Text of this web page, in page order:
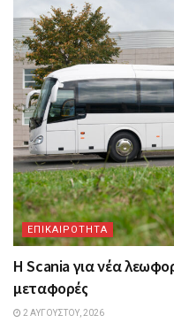
ΕΠΙΚΑΙΡΟΤΗΤΑ
Η Scania για νέα
μεταφορές
2 ΑΥΓΟΎΣΤΟΥ, 2026